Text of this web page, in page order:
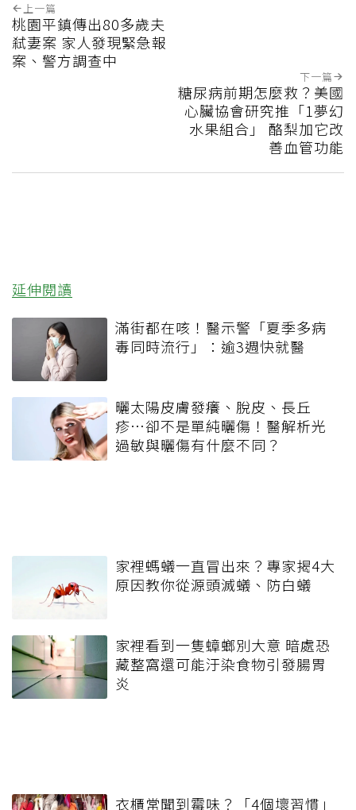
上一篇
桃園平鎮傳出80多歲夫
弒妻案 家人發現緊急報
案、警方調查中
下一篇
糖尿病前期怎麼救？美國
心臟協會研究推「1夢幻
水果組合」 酪梨加它改
善血管功能
延伸閱讀
滿街都在咳！醫示警「夏季多病
毒同時流行」：逾3週快就醫
曬太陽皮膚發癢、脫皮、長丘
疹…卻不是單純曬傷！醫解析光
過敏與曬傷有什麼不同？
家裡螞蟻一直冒出來？專家揭4大
原因教你從源頭滅蟻、防白蟻
家裡看到一隻蟑螂別大意 暗處恐
藏整窩還可能汙染食物引發腸胃
炎
衣櫃常聞到霉味？「4個壞習慣」